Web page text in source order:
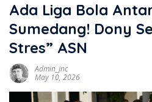
Ada Liga Bola
Sumedang! Dony
Stres” ASN
Admin_jnc
May 10, 2026